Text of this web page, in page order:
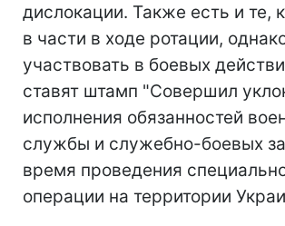
дислокации. Также есть и те,
в части в ходе ротации,
участвовать в боевых
ставят штамп "Совершил
исполнения обязанностей
службы и служебно-боевых
время проведения
операции на территории